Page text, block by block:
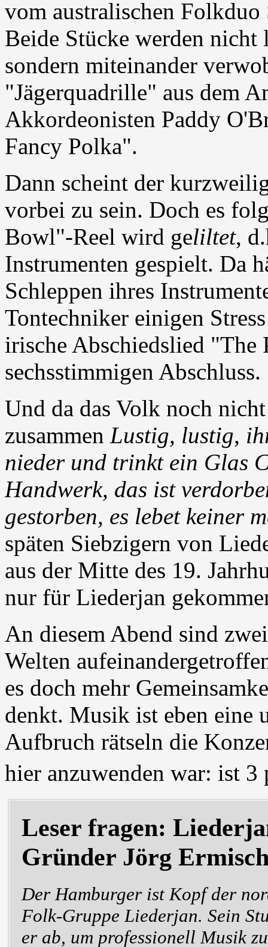
vom australischen
Beide Stücke werden nicht
sondern miteinander
"Jägerquadrille" aus dem
Akkordeonisten Paddy
Fancy Polka".
Dann scheint der
vorbei zu sein. Doch es
Bowl"-Reel wird geliltet,
Instrumenten gespielt. Da
Schleppen ihres
Tontechniker einigen
irische Abschiedslied "The
sechsstimmigen Abschluss.
Und da das Volk noch
zusammen Lustig, lustig,
nieder und trinkt ein Glas
Handwerk, das ist
gestorben, es lebet keiner
späten Siebzigern von
aus der Mitte des 19.
nur für Liederjan
An diesem Abend sind
Welten
es doch mehr
denkt. Musik ist eben eine
Aufbruch rätseln die
hier anzuwenden war: ist
Leser fragen:
Gründer Jörg
Der Hamburger ist Kopf der
Folk-Gruppe Liederjan. Sein
er ab, um professionell Musik